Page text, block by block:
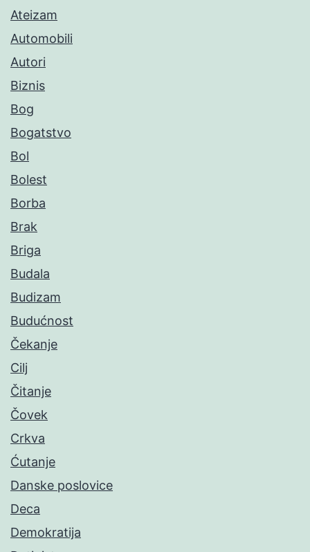
Ateizam
Automobili
Autori
Biznis
Bog
Bogatstvo
Bol
Bolest
Borba
Brak
Briga
Budala
Budizam
Budućnost
Čekanje
Cilj
Čitanje
Čovek
Crkva
Ćutanje
Danske poslovice
Deca
Demokratija